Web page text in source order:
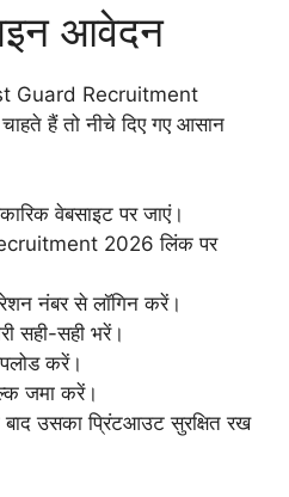
आवेदन
Guard Recruitment
हैं तो नीचे दिए गए आसान
वेबसाइट पर जाएं।
2026 लिंक पर
नंबर से लॉगिन करें।
सही-सही भरें।
करें।
जमा करें।
उसका प्रिंटआउट सुरक्षित रख